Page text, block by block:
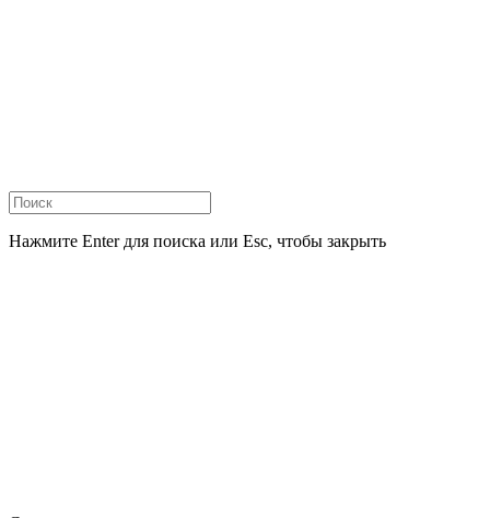
Нажмите Enter для поиска или Esc, чтобы закрыть